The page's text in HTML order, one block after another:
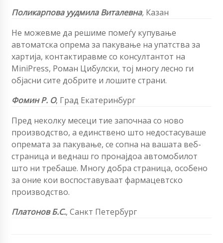
Поликарпова yудмила Виталевна, Казан
Не можевме да решиме помеѓу купување
автоматска опрема за пакување на упатства за
хартија, контактиравме со консултантот на
MiniPress, Роман Цибулски, тој многу лесно ги
објасни сите добрите и лошите страни.
Фомин Р. О, Град Екатеринбург
Пред неколку месеци тие започнаа со ново
производство, а единствено што недостасуваше
опремата за пакување, се сопна на вашата веб-
страница и веднаш го пронајдоа автомобилот
што ни требаше. Многу добра страница, особено
за оние кои воспоставуваат фармацевтско
производство.
Платонов Б.С., Санкт Петербург